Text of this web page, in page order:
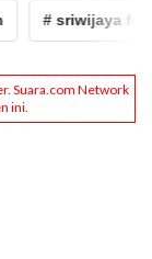
# sriwijaya fc